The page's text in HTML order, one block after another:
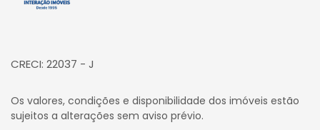
CRECI: 22037 - J
Os valores, condições e disponibilidade dos imóveis estão
sujeitos a alterações sem aviso prévio.